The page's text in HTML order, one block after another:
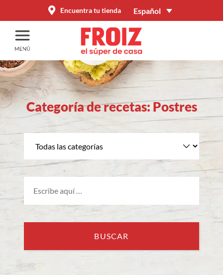
Encuentra tu tienda Español
Categoría de recetas: Postres